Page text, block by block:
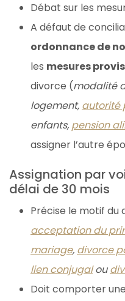
Débat sur les
A défaut de
ordonnance de
les mesures
divorce (modalité
logement, autorité
enfants, pension
assigner l’autre
Assignation par
délai de 30 mois
Précise le motif du
acceptation du
mariage, divorce
lien conjugalou
Doit comporter